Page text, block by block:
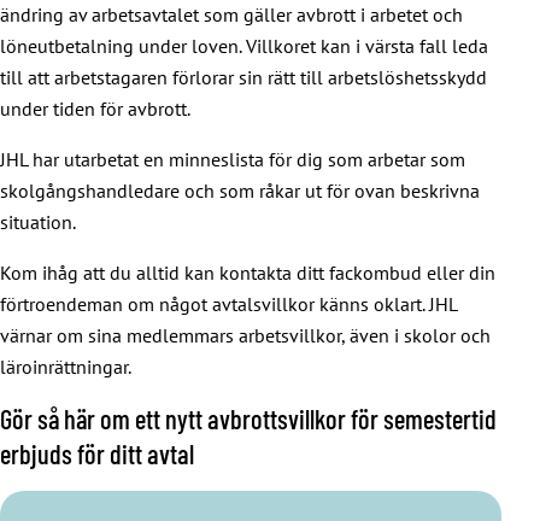
ändring av arbetsavtalet som gäller avbrott i arbetet och
löneutbetalning under loven. Villkoret kan i värsta fall leda
till att arbetstagaren förlorar sin rätt till arbetslöshetsskydd
under tiden för avbrott.
JHL har utarbetat en minneslista för dig som arbetar som
skolgångshandledare och som råkar ut för ovan beskrivna
situation.
Kom ihåg att du alltid kan kontakta ditt fackombud eller din
förtroendeman om något avtalsvillkor känns oklart. JHL
värnar om sina medlemmars arbetsvillkor, även i skolor och
läroinrättningar.
Gör så här om ett nytt avbrottsvillkor för semestertid
erbjuds för ditt avtal